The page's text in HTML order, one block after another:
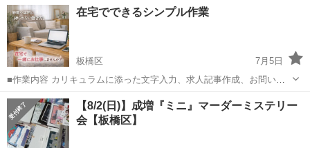
在宅でできるシンプル作業
板橋区
7月5日
■作業内容 カリキュラムに添った文字入力、求人記事作成、お問い合
わせのメッセージやり取り、SNSの運営など。 ・初心者の方でも安心
してお 仕 事していただけます ・作業量に比例して報 酬 U P！が見込
めます☆ ■活動...
東京 板橋区 その他
【8/2(日)】成増『ミニ』マーダーミステリー
会【板橋区】